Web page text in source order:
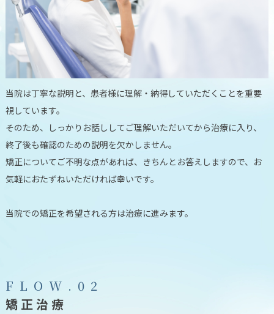
当院は丁寧な説明と、患者様に理解・納得していただくことを重要
視しています。
そのため、しっかりお話ししてご理解いただいてから治療に入り、
終了後も確認のための説明を欠かしません。
矯正についてご不明な点があれば、きちんとお答えしますので、お
気軽におたずねいただければ幸いです。
当院での矯正を希望される方は治療に進みます。
F L O W . 0 2
矯正治療